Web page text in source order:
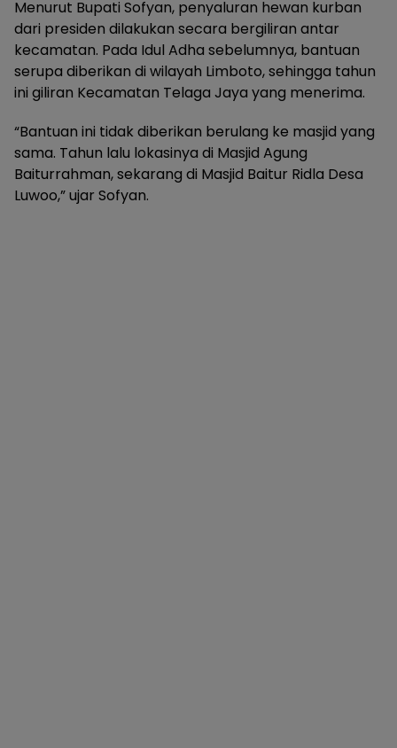
Menurut Bupati Sofyan, penyaluran hewan kurban
dari presiden dilakukan secara bergiliran antar
kecamatan. Pada Idul Adha sebelumnya, bantuan
serupa diberikan di wilayah Limboto, sehingga tahun
ini giliran Kecamatan Telaga Jaya yang menerima.
“Bantuan ini tidak diberikan berulang ke masjid yang
sama. Tahun lalu lokasinya di Masjid Agung
Baiturrahman, sekarang di Masjid Baitur Ridla Desa
Luwoo,” ujar Sofyan.